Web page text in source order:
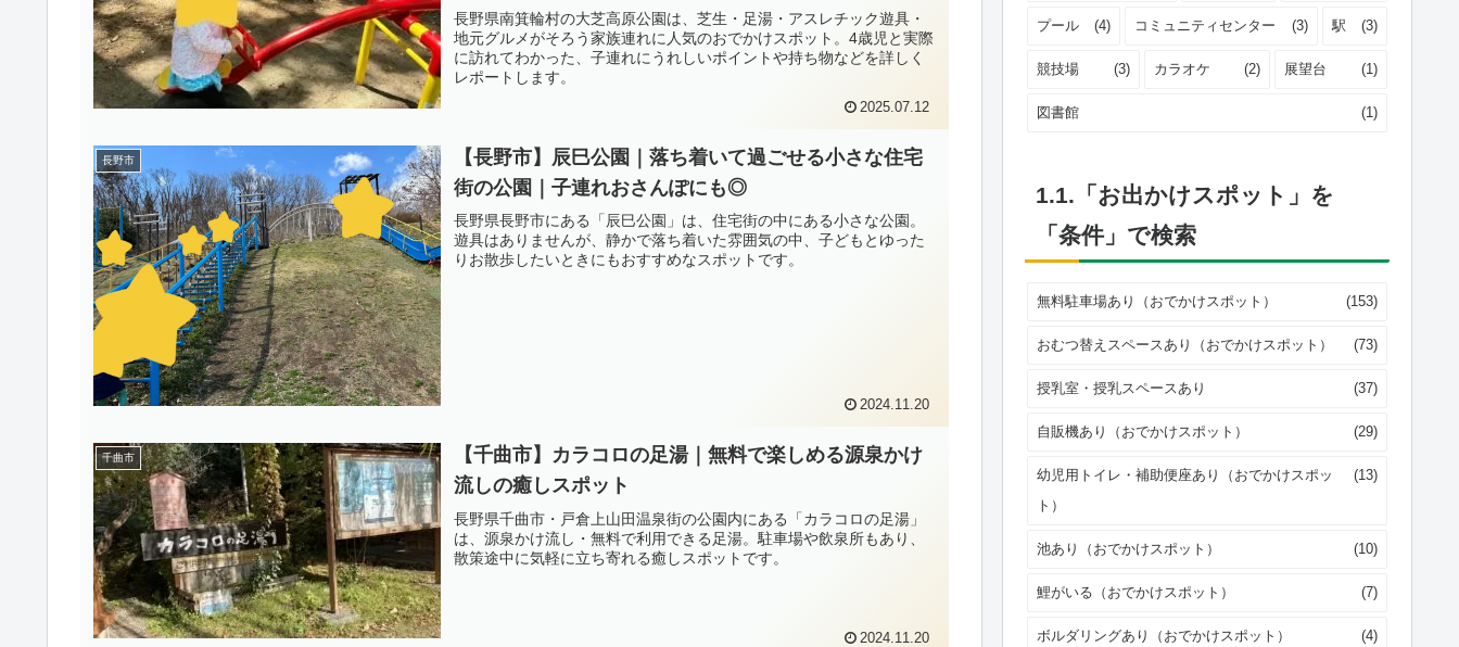
長野県南箕輪村の大芝高原公園は、芝生・足湯・アスレチック遊具・
地元グルメがそろう家族連れに人気のおでかけスポット。4歳児と実際
に訪れてわかった、子連れにうれしいポイントや持ち物などを詳しく
レポートします。
2025.07.12
長野市
【長野市】辰巳公園｜落ち着いて過ごせる小さな住宅
街の公園｜子連れおさんぽにも◎
長野県長野市にある「辰巳公園」は、住宅街の中にある小さな公園。
遊具はありませんが、静かで落ち着いた雰囲気の中、子どもとゆった
りお散歩したいときにもおすすめなスポットです。
2024.11.20
千曲市
【千曲市】カラコロの足湯｜無料で楽しめる源泉かけ
流しの癒しスポット
長野県千曲市・戸倉上山田温泉街の公園内にある「カラコロの足湯」
は、源泉かけ流し・無料で利用できる足湯。駐車場や飲泉所もあり、
散策途中に気軽に立ち寄れる癒しスポットです。
2024.11.20
プール (4) コミュニティセンター (3) 駅 (3)
競技場 (3) カラオケ (2) 展望台 (1)
図書館 (1)
1.1.「お出かけスポット」を
「条件」で検索
無料駐車場あり（おでかけスポット） (153)
おむつ替えスペースあり（おでかけスポット） (73)
授乳室・授乳スペースあり (37)
自販機あり（おでかけスポット） (29)
幼児用トイレ・補助便座あり（おでかけスポッ
ト）
(13)
池あり（おでかけスポット） (10)
鯉がいる（おでかけスポット） (7)
ボルダリングあり（おでかけスポット） (4)